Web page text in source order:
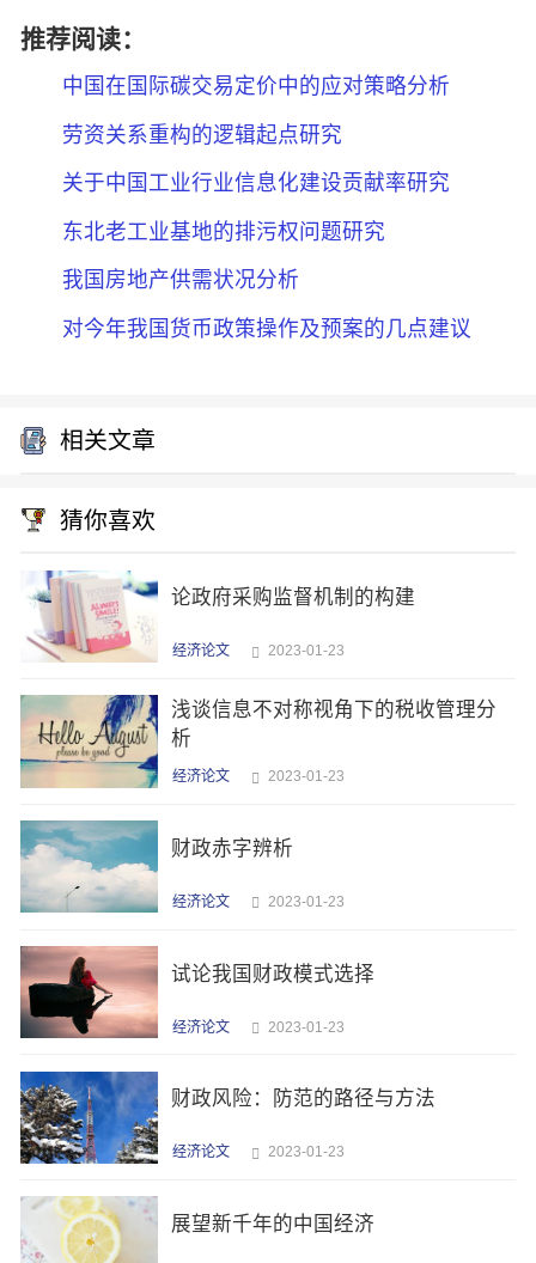
推荐阅读：
中国在国际碳交易定价中的应对策略分析
劳资关系重构的逻辑起点研究
关于中国工业行业信息化建设贡献率研究
东北老工业基地的排污权问题研究
我国房地产供需状况分析
对今年我国货币政策操作及预案的几点建议
相关文章
猜你喜欢
论政府采购监督机制的构建
经济论文 2023-01-23
浅谈信息不对称视角下的税收管理分
析
经济论文 2023-01-23
财政赤字辨析
经济论文 2023-01-23
试论我国财政模式选择
经济论文 2023-01-23
财政风险：防范的路径与方法
经济论文 2023-01-23
展望新千年的中国经济